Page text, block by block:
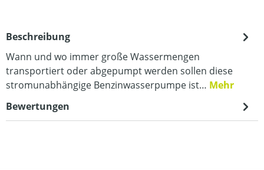
Beschreibung
Wann und wo immer große Wassermengen
transportiert oder abgepumpt werden sollen diese
stromunabhängige Benzinwasserpumpe ist… Mehr
Bewertungen